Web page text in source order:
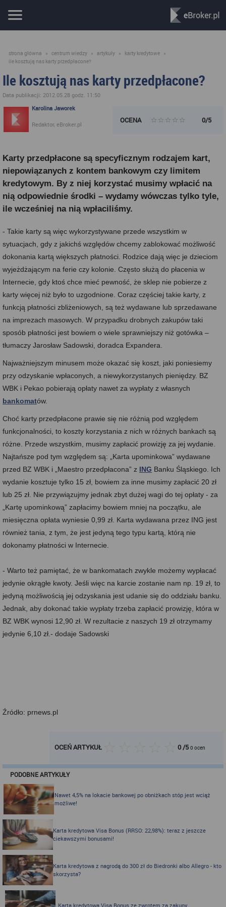
strona główna » centrum wiedzy » artykuły » karty kredytowe »
ile kosztują nas karty przedpłacone?
Ile kosztują nas karty przedpłacone?
Data publikacji: 2012.05.28 godz. 11:50
Karolina Jaworek
Redaktor, eBroker.pl OCENA 0/5
Karty przedpłacone są specyficznym rodzajem kart,
niepowiązanych z kontem bankowym czy limitem
kredytowym. By z niej korzystać musimy wpłacić na
nią odpowiednie środki – wydamy wówczas tylko tyle,
ile wcześniej na nią wpłaciliśmy.
- Takie karty są więc wykorzystywane przede wszystkim w
sytuacjach, gdy z jakichś względów chcemy zablokować możliwość
dokonania kartą większych płatności. Rodzice dają więc je dzieciom
wyjeżdżającym na ferie czy kolonie. Często służą do płacenia w
Internecie, gdy ktoś chce mieć pewność, że sklep nie pobierze z
karty więcej niż było to uzgodnione. Coraz częściej takie karty, z
funkcją płatności zbliżeniowych, są też wydawane lub sprzedawane
na imprezach masowych. W przypadku drobnych zakupów taki
sposób płatności jest bowiem o wiele sprawniejszy niż gotówka –
tłumaczy Jarosław Sadowski, doradca Expandera.
Najważniejszym minusem może okazać się koszt, jaki poniesiemy
przy odzyskanie wpłaconych, a niewykorzystanych pieniędzy. BZ
WBK i Pekao pobierają opłaty nawet za wypłaty z własnych
bankomatów.
Choć karty przedpłacone prawie się nie różnią pod względem
funkcjonalności, to koszty korzystania z nich w różnych bankach są
różne. Przede wszystkim, musimy zapłacić prowizję za jej wydanie.
Najtańsze pod tym względem są: „Karta upominkowa” wydawane
przed BZ WBK i „Maestro przedpłacona” z ING Banku Śląskiego. Ich
wydanie kosztuje tylko 15 zł, bowiem za inne musimy zapłacić 20 zł
lub 25 zł. Nie przywiązujmy jednak zbyt dużej wagi do tej opłaty - za
„Kartę upominkową” zapłacimy bowiem mniej na początku, ale
miesięczna opłata wyniesie 0,99 zł. Karta wydawana przez ING jest
również tania, z tym, że jest jedyną tego typu kartą, którą nie
dokonamy płatności w Internecie.
- Warto też pamiętać, że w bankomatach zwykle możemy wypłacać
jedynie okrągłe kwoty. Jeśli więc na karcie zostanie nam np. 19 zł, to
jedyną możliwością jej odzyskania jest udanie się do oddziału banku.
Jednak, aby dokonać takie wypłaty trzeba zapłacić prowizję, która w
BZ WBK wynosi 12,90 zł. W rezultacie z naszych 19 zł otrzymamy
jedynie 6,10 zł.- dodaje Sadowski
Źródło: prnews.pl
OCEŃ ARTYKUŁ 0/5 0 ocen
PODOBNE ARTYKUŁY
Nawet 4,5% na lokacie bankowej po obniżkach stóp jest wciąż
możliwe!
Karta kredytowa Visa Bonus (RRSO: 22,98%): teraz z jeszcze
ciekawszymi bonusami!
Karta kredytowa z nagrodą do 300 zł do Biedronki albo Allegro - kto
skorzysta?
Karta kredytowa Visa Bonus ze zwrotem za zakupy